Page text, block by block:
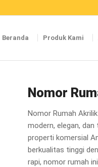
Beranda Produk Kami
Nomor
Nomor Rumah
modern, elegan,
properti komersial
berkualitas tinggi
rapi, nomor rumah